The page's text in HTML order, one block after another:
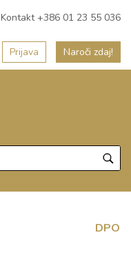
Kontakt +386 01 23 55 036
Prijava Naroči zdaj!
DPO